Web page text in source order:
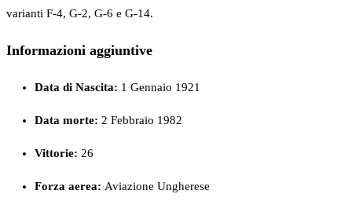
varianti F-4, G-2, G-6 e G-14.
Informazioni aggiuntive
Data di Nascita: 1 Gennaio 1921
Data morte: 2 Febbraio 1982
Vittorie: 26
Forza aerea: Aviazione Ungherese